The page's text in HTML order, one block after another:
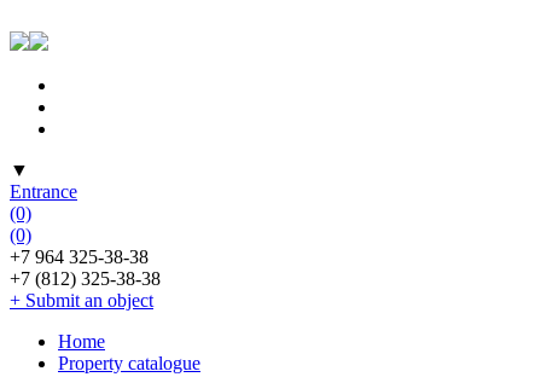
▼
Entrance
(0)
(0)
+7 964 325-38-38
+7 (812) 325-38-38
+ Submit an object
Home
Property catalogue